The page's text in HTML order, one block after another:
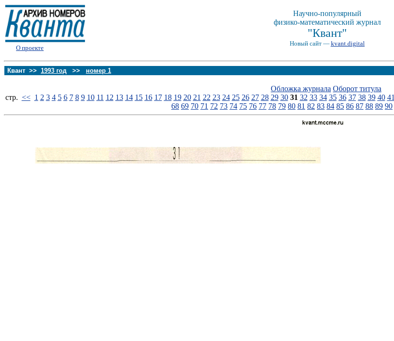
О проекте
Научно-популярный
физико-математический журнал
"Квант"
Новый сайт — kvant.digital
Квант >> 1993 год >> номер 1
Обложка журнала Оборот титула
стp. << 1 2 3 4 5 6 7 8 9 10 11 12 13 14 15 16 17 18 19 20 21 22 23 24 25 26 27 28 29 30 31 32 33 34 35 36 37 38 39 40 41
68 69 70 71 72 73 74 75 76 77 78 79 80 81 82 83 84 85 86 87 88 89 90